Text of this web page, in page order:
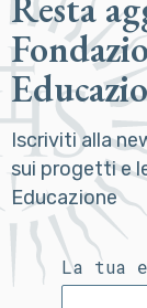
Iscriviti alla
sui progetti e
Educazione
La tua